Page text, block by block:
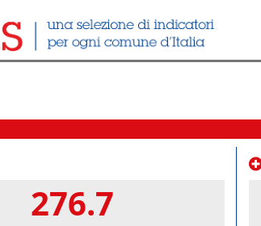
276.7